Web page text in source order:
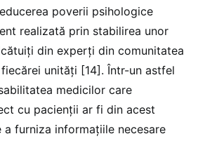
poverii psihologice
realizată prin stabilirea unor
din experți din comunitatea
unități [14]. Într-un astfel
medicilor care
cu pacienții ar fi din acest
a furniza informațiile necesare